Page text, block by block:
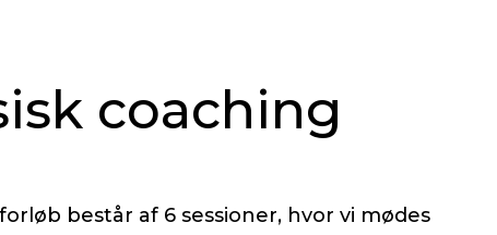
coaching
består af 6 sessioner, hvor vi mødes